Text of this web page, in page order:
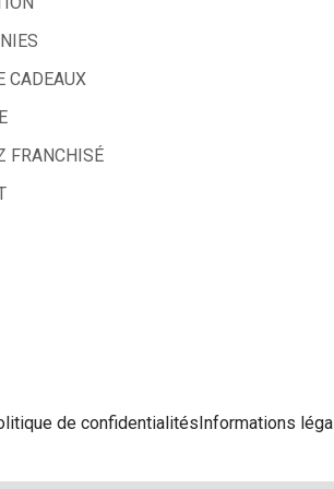
CADEAUX
FRANCHISÉ
de confidentialitésInformations